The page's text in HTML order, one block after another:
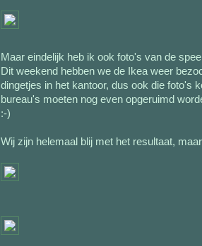
Maar eindelijk heb ik ook foto's van de
Dit weekend hebben we de Ikea weer
dingetjes in het kantoor, dus ook die foto's
bureau's moeten nog even opgeruimd
:-)
Wij zijn helemaal blij met het resultaat,